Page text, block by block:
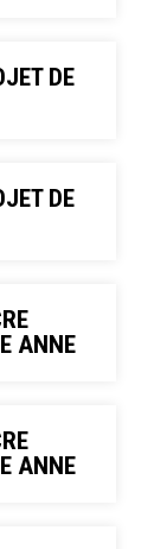
DE
DE
ANNE
ANNE